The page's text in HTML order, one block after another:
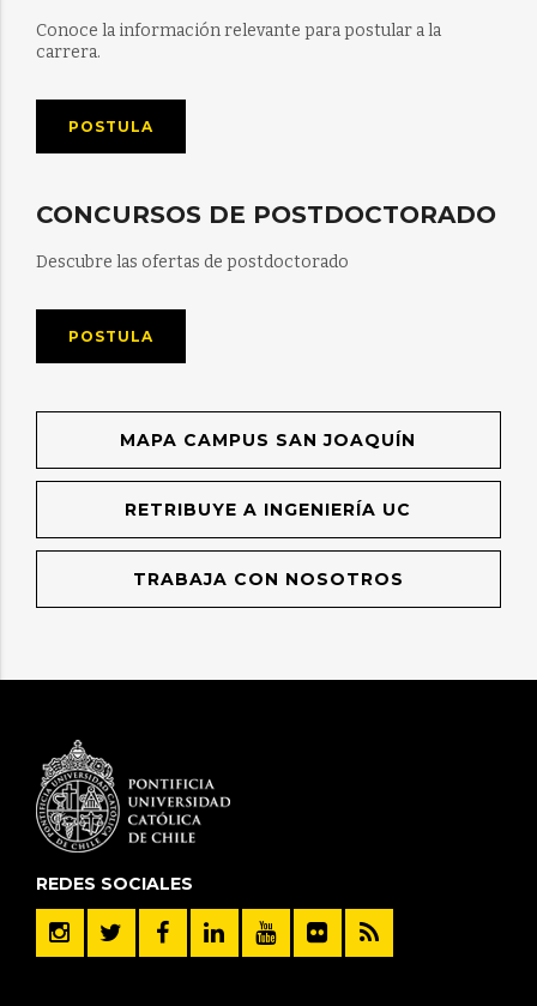
Conoce la información relevante para postular a la
carrera.
POSTULA
CONCURSOS DE POSTDOCTORADO
Descubre las ofertas de postdoctorado
POSTULA
MAPA CAMPUS SAN JOAQUÍN
RETRIBUYE A INGENIERÍA UC
TRABAJA CON NOSOTROS
REDES SOCIALES